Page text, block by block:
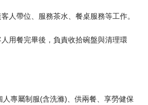
人帶位、服務茶水、餐桌服務等工作。
用餐完畢後，負責收拾碗盤與清理環
人專屬制服(含洗滌)、供兩餐、享勞健保